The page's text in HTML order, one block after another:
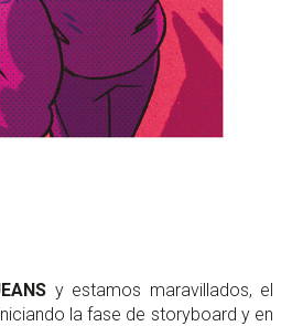
y estamos maravillados, el
la fase de storyboard y en